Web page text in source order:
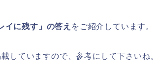
イに残す」の答え をご紹介しています。
していますので、参考にして下さいね。